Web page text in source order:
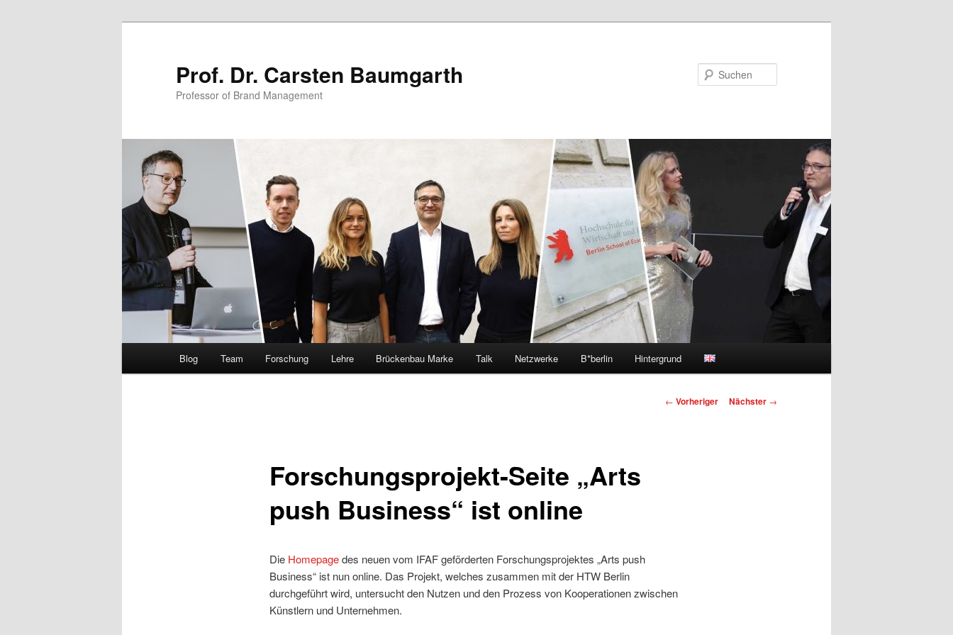
Prof. Dr. Carsten Baumgarth
Professor of Brand Management
Blog Team Forschung Lehre Brückenbau Marke Talk Netzwerke B*berlin Hintergrund
Beitragsnavigation
← Vorheriger Nächster →
Forschungsprojekt-Seite „Arts
push Business“ ist online
Die Homepagedes neuen vom IFAF geförderten Forschungsprojektes „Arts push
Business“ ist nun online. Das Projekt, welches zusammen mit der HTW Berlin
durchgeführt wird, untersucht den Nutzen und den Prozess von Kooperationen zwischen
Künstlern und Unternehmen.